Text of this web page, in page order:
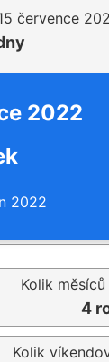
července
2022
2022
Kolik
4
Kolik